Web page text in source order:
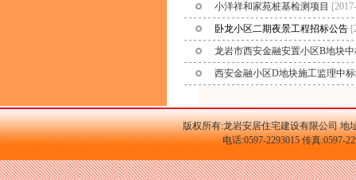
小洋祥和家苑桩基检测项目
卧龙小区二期夜景工程招标公告
龙岩市西安金融安置小区B地块
西安金融小区D地块施工监理中
版权所有:龙岩安居住宅建设有限公司 地
电话:0597-2293015 传真:0597-